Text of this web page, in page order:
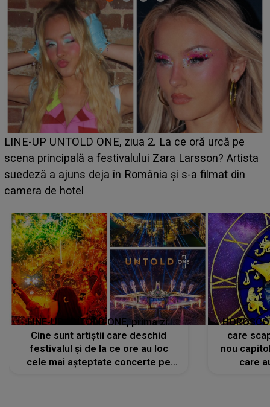
LINE-UP UNTOLD ONE, ziua 2. La ce oră urcă pe
scena principală a festivalului Zara Larsson? Artista
suedeză a ajuns deja în România și s-a filmat din
camera de hotel
LINE-UP UNTOLD ONE, prima zi.
Cine sunt artiștii care deschid
festivalul și de la ce ore au loc
cele mai așteptate concerte pe
care
nou
care